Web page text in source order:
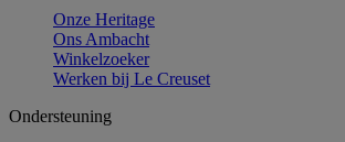
Onze Heritage
Ons Ambacht
Winkelzoeker
Werken bij Le Creuset
Ondersteuning